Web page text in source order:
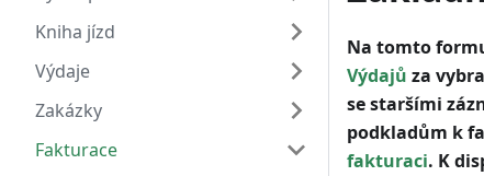
Kniha jízd
Výdaje
Zakázky
Fakturace
Na tomto
Výdajů za
se staršími
podkladům k
fakturaci. K